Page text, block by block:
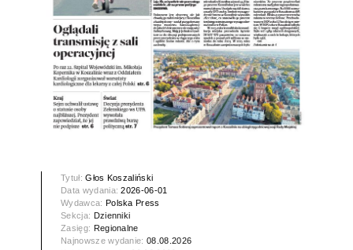
Tytuł:Głos Koszaliński
Data wydania:2026-06-01
Wydawca: Polska Press
Sekcja: Dzienniki
Zasięg: Regionalne
Najnowsze wydanie:08.08.2026